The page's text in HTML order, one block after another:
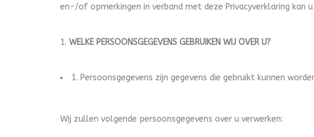
en-/of opmerkingen in verband met deze Privacyverklaring kan
WELKE PERSOONSGEGEVENS GEBRUIKEN WIJ OVER U?
1. Persoonsgegevens zijn gegevens die gebruikt kunnen
Wij zullen volgende persoonsgegevens over u verwerken: